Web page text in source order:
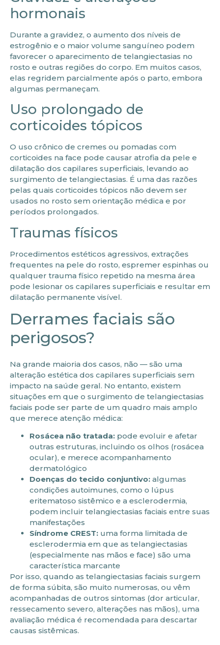
hormonais
Durante a gravidez, o aumento dos níveis de
estrogênio e o maior volume sanguíneo podem
favorecer o aparecimento de telangiectasias no
rosto e outras regiões do corpo. Em muitos casos,
elas regridem parcialmente após o parto, embora
algumas permaneçam.
Uso prolongado de
corticoides tópicos
O uso crônico de cremes ou pomadas com
corticoides na face pode causar atrofia da pele e
dilatação dos capilares superficiais, levando ao
surgimento de telangiectasias. É uma das razões
pelas quais corticoides tópicos não devem ser
usados no rosto sem orientação médica e por
períodos prolongados.
Traumas físicos
Procedimentos estéticos agressivos, extrações
frequentes na pele do rosto, espremer espinhas ou
qualquer trauma físico repetido na mesma área
pode lesionar os capilares superficiais e resultar em
dilatação permanente visível.
Derrames faciais são
perigosos?
Na grande maioria dos casos, não — são uma
alteração estética dos capilares superficiais sem
impacto na saúde geral. No entanto, existem
situações em que o surgimento de telangiectasias
faciais pode ser parte de um quadro mais amplo
que merece atenção médica:
Rosácea não tratada: pode evoluir e afetar
outras estruturas, incluindo os olhos (rosácea
ocular), e merece acompanhamento
dermatológico
Doenças do tecido conjuntivo: algumas
condições autoimunes, como o lúpus
eritematoso sistêmico e a esclerodermia,
podem incluir telangiectasias faciais entre suas
manifestações
Síndrome CREST: uma forma limitada de
esclerodermia em que as telangiectasias
(especialmente nas mãos e face) são uma
característica marcante
Por isso, quando as telangiectasias faciais surgem
de forma súbita, são muito numerosas, ou vêm
acompanhadas de outros sintomas (dor articular,
ressecamento severo, alterações nas mãos), uma
avaliação médica é recomendada para descartar
causas sistêmicas.